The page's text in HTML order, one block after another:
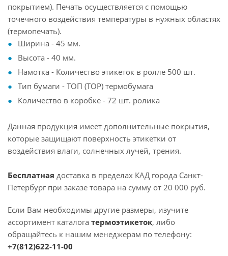
покрытием). Печать осуществляется с помощью
точечного воздействия температуры в нужных областях
(термопечать).
Ширина - 45 мм.
Высота - 40 мм.
Намотка - Количество этикеток в ролле 500 шт.
Тип бумаги - ТОП (ТОР) термобумага
Количество в коробке - 72 шт. ролика
Данная продукция имеет дополнительные покрытия,
которые защищают поверхность этикетки от
воздействия влаги, солнечных лучей, трения.
Бесплатная доставка в пределах КАД города Санкт-
Петербург при заказе товара на сумму от 20 000 руб.
Если Вам необходимы другие размеры, изучите
ассортимент каталога термоэтикеток, либо
обращайтесь к нашим менеджерам по телефону:
+7(812)622-11-00